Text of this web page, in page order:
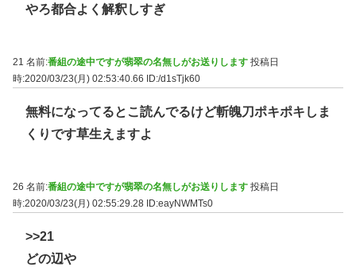
やろ都合よく解釈しすぎ
21 名前:番組の途中ですが翡翠の名無しがお送りします 投稿日
時:2020/03/23(月) 02:53:40.66
ID:/d1sTjk60
無料になってるとこ読んでるけど斬魄刀ポキポキしま
くりです草生えますよ
26 名前:番組の途中ですが翡翠の名無しがお送りします 投稿日
時:2020/03/23(月) 02:55:29.28 ID:eayNWMTs0
>>21
どの辺や